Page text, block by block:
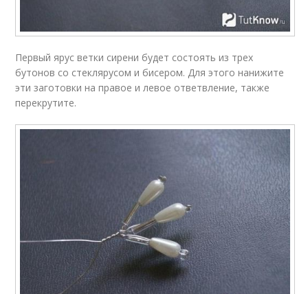
Первый ярус ветки сирени будет состоять из трех
бутонов со стеклярусом и бисером. Для этого нанижите
эти заготовки на правое и левое ответвление, также
перекрутите.